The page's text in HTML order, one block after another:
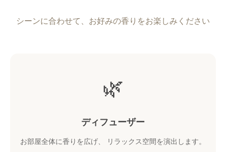
シーンに合わせて、お好みの香りをお楽しみください
🌿
ディフューザー
お部屋全体に香りを広げ、 リラックス空間を演出します。